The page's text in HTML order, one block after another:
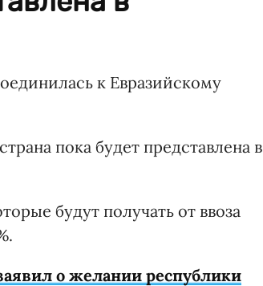
к Евразийскому
пока будет представлена в
будут получать от ввоза
о желании республики